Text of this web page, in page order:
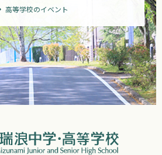
高等学校のイベント